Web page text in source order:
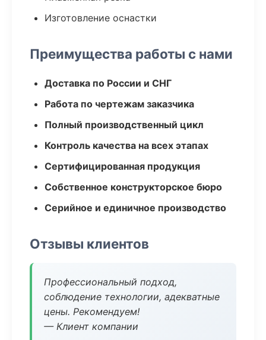
Изготовление оснастки
Преимущества работы с нами
Доставка по России и СНГ
Работа по чертежам заказчика
Полный производственный цикл
Контроль качества на всех этапах
Сертифицированная продукция
Собственное конструкторское бюро
Серийное и единичное производство
Отзывы клиентов
Профессиональный подход,
соблюдение технологии, адекватные
цены. Рекомендуем!
— Клиент компании